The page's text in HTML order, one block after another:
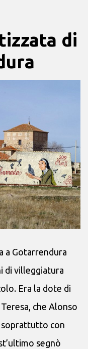
di
a Gotarrendura
di villeggiatura
Era la dote di
che Alonso
soprattutto con
segnò